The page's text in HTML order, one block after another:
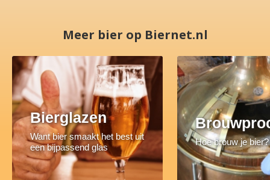
Meer bier op Biernet.nl
Bierglazen
Want bier smaakt het best uit
een bijpassend glas
Hoe brouw je bier?